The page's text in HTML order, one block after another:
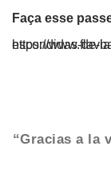
Faça esse
https://www.flaviabiaexpediciones.com/portfolio/
“Gracias a la